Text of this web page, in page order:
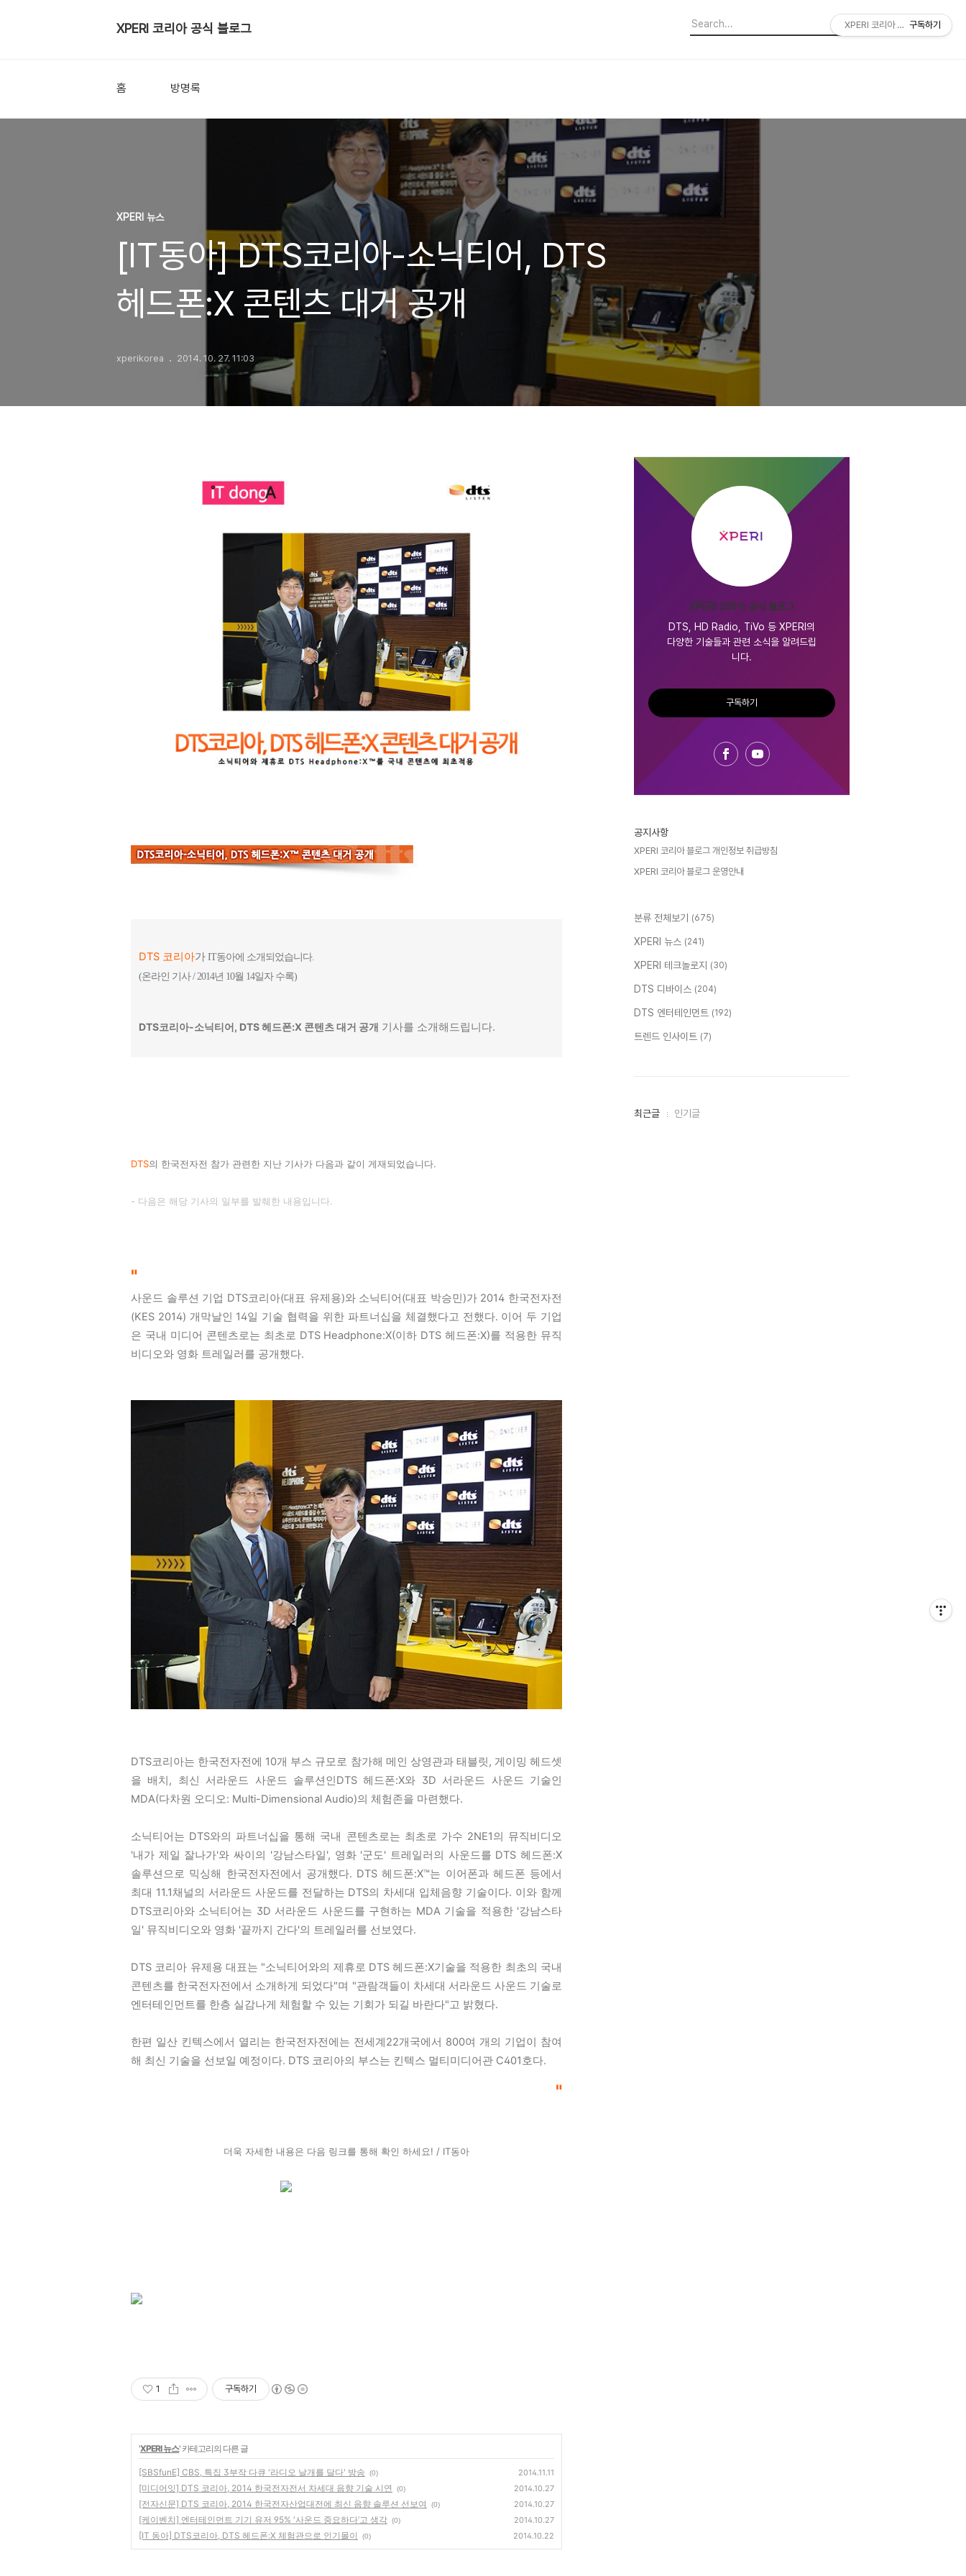
XPERI 코리아 공식 블로그
홈 방명록
XPERI 뉴스
[IT동아] DTS코리아-소닉티어, DTS
헤드폰:X 콘텐츠 대거 공개
xperikorea 2014. 10. 27. 11:03
DTS 코리아가 IT동아에 소개되었습니다.
(온라인 기사 / 2014년 10월 14일자 수록)
DTS코리아-소닉티어, DTS 헤드폰:X 콘텐츠 대거 공개 기사를 소개해드립니다.
DTS의 한국전자전 참가 관련한 지난 기사가 다음과 같이 게재되었습니다.
- 다음은 해당 기사의 일부를 발췌한 내용입니다.
"
사운드 솔루션 기업 DTS코리아(대표 유제용)와 소닉티어(대표 박승민)가 2014 한국전자전
(KES 2014) 개막날인 14일 기술 협력을 위한 파트너십을 체결했다고 전했다. 이어 두 기업
은 국내 미디어 콘텐츠로는 최초로 DTS Headphone:X(이하 DTS 헤드폰:X)를 적용한 뮤직
비디오와 영화 트레일러를 공개했다.
DTS코리아는 한국전자전에 10개 부스 규모로 참가해 메인 상영관과 태블릿, 게이밍 헤드셋
을 배치, 최신 서라운드 사운드 솔루션인DTS 헤드폰:X와 3D 서라운드 사운드 기술인
MDA(다차원 오디오: Multi-Dimensional Audio)의 체험존을 마련했다.
소닉티어는 DTS와의 파트너십을 통해 국내 콘텐츠로는 최초로 가수 2NE1의 뮤직비디오
'내가 제일 잘나가'와 싸이의 '강남스타일', 영화 '군도' 트레일러의 사운드를 DTS 헤드폰:X
솔루션으로 믹싱해 한국전자전에서 공개했다. DTS 헤드폰:X™는 이어폰과 헤드폰 등에서
최대 11.1채널의 서라운드 사운드를 전달하는 DTS의 차세대 입체음향 기술이다. 이와 함께
DTS코리아와 소닉티어는 3D 서라운드 사운드를 구현하는 MDA 기술을 적용한 '강남스타
일' 뮤직비디오와 영화 '끝까지 간다'의 트레일러를 선보였다.
DTS 코리아 유제용 대표는 "소닉티어와의 제휴로 DTS 헤드폰:X기술을 적용한 최초의 국내
콘텐츠를 한국전자전에서 소개하게 되었다"며 "관람객들이 차세대 서라운드 사운드 기술로
엔터테인먼트를 한층 실감나게 체험할 수 있는 기회가 되길 바란다"고 밝혔다.
한편 일산 킨텍스에서 열리는 한국전자전에는 전세계22개국에서 800여 개의 기업이 참여
해 최신 기술을 선보일 예정이다. DTS 코리아의 부스는 킨텍스 멀티미디어관 C401호다.
"
더욱 자세한 내용은 다음 링크를 통해 확인 하세요! / IT동아
1 구독하기
'XPERI 뉴스' 카테고리의 다른 글
[SBSfunE] CBS, 특집 3부작 다큐 '라디오 날개를 달다' 방송 (0) 2014.11.11
[미디어잇] DTS 코리아, 2014 한국전자전서 차세대 음향 기술 시연 (0) 2014.10.27
[전자신문] DTS 코리아, 2014 한국전자산업대전에 최신 음향 솔루션 선보여 (0) 2014.10.27
[케이벤치] 엔터테인먼트 기기 유저 95% '사운드 중요하다’고 생각 (0) 2014.10.27
[IT 동아] DTS코리아, DTS 헤드폰:X 체험관으로 인기몰이 (0) 2014.10.22
XPERI 코리아 공식 블로그
DTS, HD Radio, TiVo 등 XPERI의
다양한 기술들과 관련 소식을 알려드립
니다.
구독하기
공지사항
XPERI 코리아 블로그 개인정보 취급방침
XPERI 코리아 블로그 운영안내
분류 전체보기 (675)
XPERI 뉴스 (241)
XPERI 테크놀로지 (30)
DTS 디바이스 (204)
DTS 엔터테인먼트 (192)
트렌드 인사이트 (7)
최
최근글 인기글
XPERI 코리아 공식 블로그
구독하기